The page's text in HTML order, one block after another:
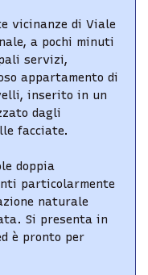
vicinanze di Viale
a pochi minuti
servizi,
appartamento di
inserito in un
dagli
facciate.
doppia
particolarmente
naturale
Si presenta in
è pronto per